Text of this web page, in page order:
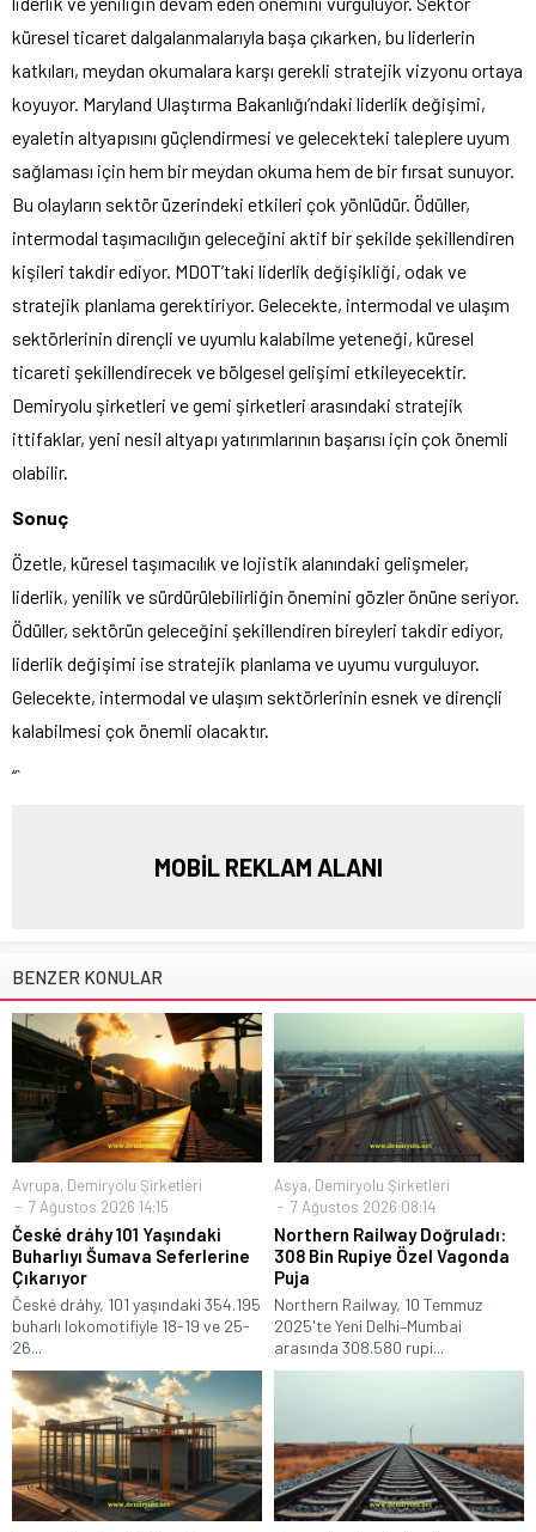
küresel ticaret dalgalanmalarıyla başa çıkarken, bu liderlerin
katkıları, meydan okumalara karşı gerekli stratejik vizyonu ortaya
koyuyor. Maryland Ulaştırma Bakanlığı’ndaki liderlik değişimi,
eyaletin altyapısını güçlendirmesi ve gelecekteki taleplere uyum
sağlaması için hem bir meydan okuma hem de bir fırsat sunuyor.
Bu olayların sektör üzerindeki etkileri çok yönlüdür. Ödüller,
intermodal taşımacılığın geleceğini aktif bir şekilde şekillendiren
kişileri takdir ediyor. MDOT’taki liderlik değişikliği, odak ve
stratejik planlama gerektiriyor. Gelecekte, intermodal ve ulaşım
sektörlerinin dirençli ve uyumlu kalabilme yeteneği, küresel
ticareti şekillendirecek ve bölgesel gelişimi etkileyecektir.
Demiryolu şirketleri ve gemi şirketleri arasındaki stratejik
ittifaklar, yeni nesil altyapı yatırımlarının başarısı için çok önemli
olabilir.
Sonuç
Özetle, küresel taşımacılık ve lojistik alanındaki gelişmeler,
liderlik, yenilik ve sürdürülebilirliğin önemini gözler önüne seriyor.
Ödüller, sektörün geleceğini şekillendiren bireyleri takdir ediyor,
liderlik değişimi ise stratejik planlama ve uyumu vurguluyor.
Gelecekte, intermodal ve ulaşım sektörlerinin esnek ve dirençli
kalabilmesi çok önemli olacaktır.
“`
MOBİL REKLAM ALANI
BENZER KONULAR
Avrupa, Demiryolu Şirketleri
7 Ağustos 2026 14:15
České dráhy 101 Yaşındaki
Buharlıyı Šumava Seferlerine
Çıkarıyor
České dráhy, 101 yaşındaki 354.195
buharlı lokomotifiyle 18-19 ve 25-
26...
Asya, Demiryolu Şirketleri
7 Ağustos 2026 08:14
Northern Railway Doğruladı:
308 Bin Rupiye Özel Vagonda
Puja
Northern Railway, 10 Temmuz
2025'te Yeni Delhi–Mumbai
arasında 308.580 rupi...